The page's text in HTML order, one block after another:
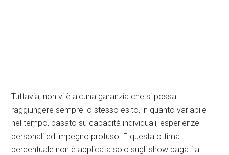
Tuttavia, non vi è alcuna garanzia che si possa
raggiungere sempre lo stesso esito, in quanto variabile
nel tempo, basato su capacità individuali, esperienze
personali ed impegno profuso. E questa ottima
percentuale non è applicata solo sugli show pagati al